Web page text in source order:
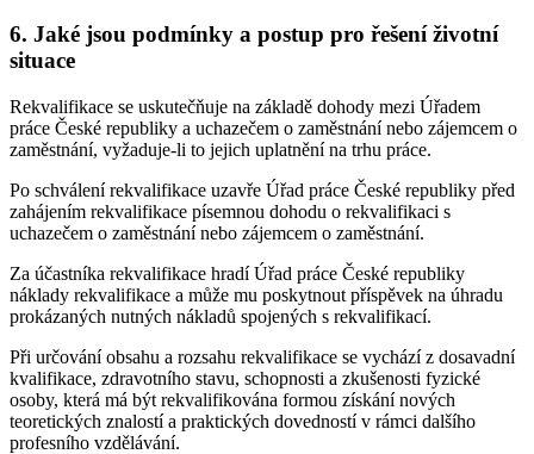
6. Jaké jsou podmínky a postup pro řešení životní
situace
Rekvalifikace se uskutečňuje na základě dohody mezi Úřadem
práce České republiky a uchazečem o zaměstnání nebo zájemcem o
zaměstnání, vyžaduje-li to jejich uplatnění na trhu práce.
Po schválení rekvalifikace uzavře Úřad práce České republiky před
zahájením rekvalifikace písemnou dohodu o rekvalifikaci s
uchazečem o zaměstnání nebo zájemcem o zaměstnání.
Za účastníka rekvalifikace hradí Úřad práce České republiky
náklady rekvalifikace a může mu poskytnout příspěvek na úhradu
prokázaných nutných nákladů spojených s rekvalifikací.
Při určování obsahu a rozsahu rekvalifikace se vychází z dosavadní
kvalifikace, zdravotního stavu, schopnosti a zkušenosti fyzické
osoby, která má být rekvalifikována formou získání nových
teoretických znalostí a praktických dovedností v rámci dalšího
profesního vzdělávání.